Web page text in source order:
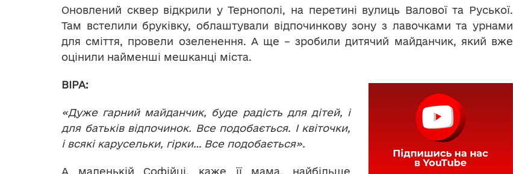
Оновлений сквер відкрили у Тернополі, на перетині вулиць Валової та Руської.
Там встелили бруківку, облаштували відпочинкову зону з лавочками та урнами
для сміття, провели озеленення. А ще – зробили дитячий майданчик, який вже
оцінили найменші мешканці міста.
ВІРА:
«Дуже гарний майданчик, буде радість для дітей, і
для батьків відпочинок. Все подобається. І квіточки,
і всякі карусельки, гірки… Все подобається».
А маленькій Софійці, каже її мама, найбільше